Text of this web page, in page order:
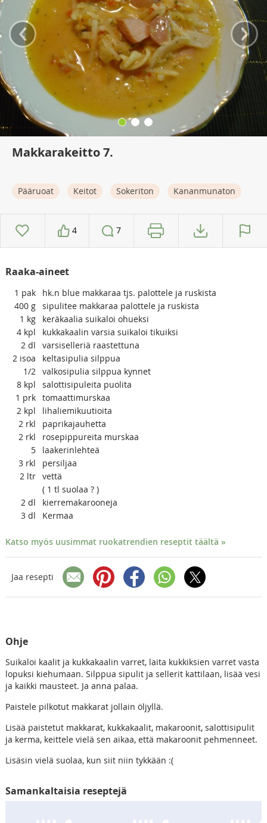
‹ ›
Makkarakeitto 7.
Pääruoat Keitot Sokeriton Kananmunaton
4 7
Raaka-aineet
1 pak
hk.n blue makkaraa tjs. palottele ja ruskista
400 g sipulitee makkaraa palottele ja ruskista
1 kg
keräkaalia suikaloi ohueksi
4 kpl
kukkakaalin varsia suikaloi tikuiksi
2 dl
varsiselleriä raastettuna
2 isoa
keltasipulia silppua
1/2 valkosipulia silppua kynnet
8 kpl
salottisipuleita puolita
1 prk tomaattimurskaa
2 kpl
lihaliemikuutioita
2 rkl
paprikajauhetta
2 rkl
rosepippureita murskaa
5
laakerinlehteä
3 rkl
persiljaa
2 ltr vettä
( 1 tl suolaa ? )
2 dl
kierremakarooneja
3 dl Kermaa
Katso myös uusimmat ruokatrendien reseptit täältä »
Jaa resepti
Ohje
Suikaloi kaalit ja kukkakaalin varret, laita kukkiksien varret vasta
lopuksi kiehumaan. Silppua sipulit ja sellerit kattilaan, lisää vesi
ja kaikki mausteet. Ja anna palaa.
Paistele pilkotut makkarat jollain öljyllä.
Lisää paistetut makkarat, kukkakaalit, makaroonit, salottisipulit
ja kerma, keittele vielä sen aikaa, että makaroonit pehmenneet.
Lisäsin vielä suolaa, kun siit niin tykkään :(
Samankaltaisia reseptejä